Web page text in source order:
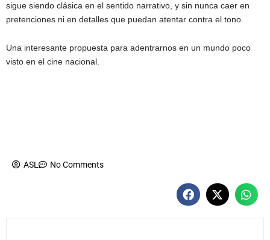
sigue siendo clásica en el sentido narrativo, y sin nunca caer en
pretenciones ni en detalles que puedan atentar contra el tono.
Una interesante propuesta para adentrarnos en un mundo poco
visto en el cine nacional.
ASL No Comments